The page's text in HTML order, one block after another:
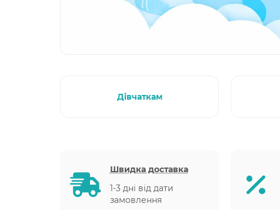
Дівчаткам
Швидка доставка
1-3 дні від дати
замовлення